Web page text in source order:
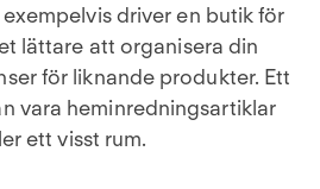
driver en butik för
lättare att organisera din
för liknande produkter. Ett
vara heminredningsartiklar
ett visst rum.